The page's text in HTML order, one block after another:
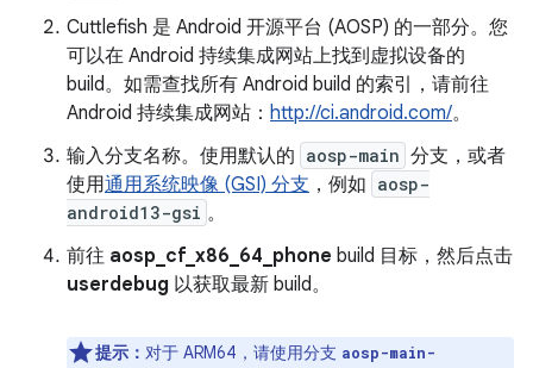
Cuttlefish 是 Android 开源平台 (AOSP) 的一部分。您
可以在 Android 持续集成网站上找到虚拟设备的
build。如需查找所有 Android build 的索引，请前往
Android 持续集成网站： http://ci.android.com/。
输入分支名称。使用默认的 aosp-main 分支，或者
使用通用系统映像 (GSI) 分支 ，例如 aosp-
android13-gsi 。
前往 aosp_cf_x86_64_phone build 目标，然后点击
userdebug 以获取最新 build。
提示： 对于 ARM64，请使用分支 aosp-main-